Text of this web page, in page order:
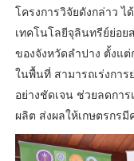
โครงการวิจัยดังกล่าว
เทคโนโลยีจุลินทรีย์ย่อย
ของจังหวัดลำปาง ตั้งแ
ในพื้นที่ สามารถเร่งกา
อย่างชัดเจน ช่วยลดกา
ผลิต ส่งผลให้เกษตรกร